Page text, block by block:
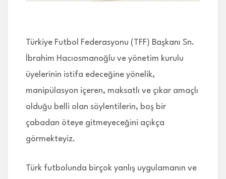
Türkiye Futbol Federasyonu (TFF) Başkanı Sn.
İbrahim Hacıosmanoğlu ve yönetim kurulu
üyelerinin istifa edeceğine yönelik,
manipülasyon içeren, maksatlı ve çıkar amaçlı
olduğu belli olan söylentilerin, boş bir
çabadan öteye gitmeyeceğini açıkça
görmekteyiz.
Türk futbolunda birçok yanlış uygulamanın ve